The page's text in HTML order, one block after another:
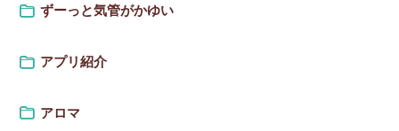
ずーっと気管がかゆい
アプリ紹介
アロマ